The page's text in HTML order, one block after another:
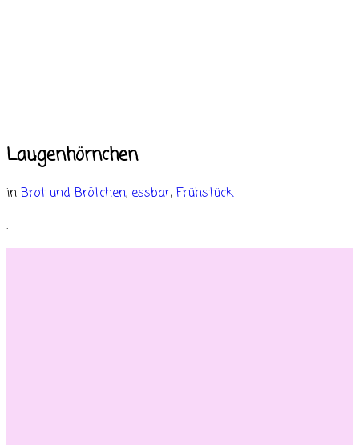
Laugenhörnchen
in Brot und Brötchen, essbar, Frühstück
.